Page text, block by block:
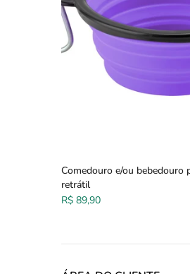
Comedouro e/ou bebedouro
retrátil
R$ 89,90